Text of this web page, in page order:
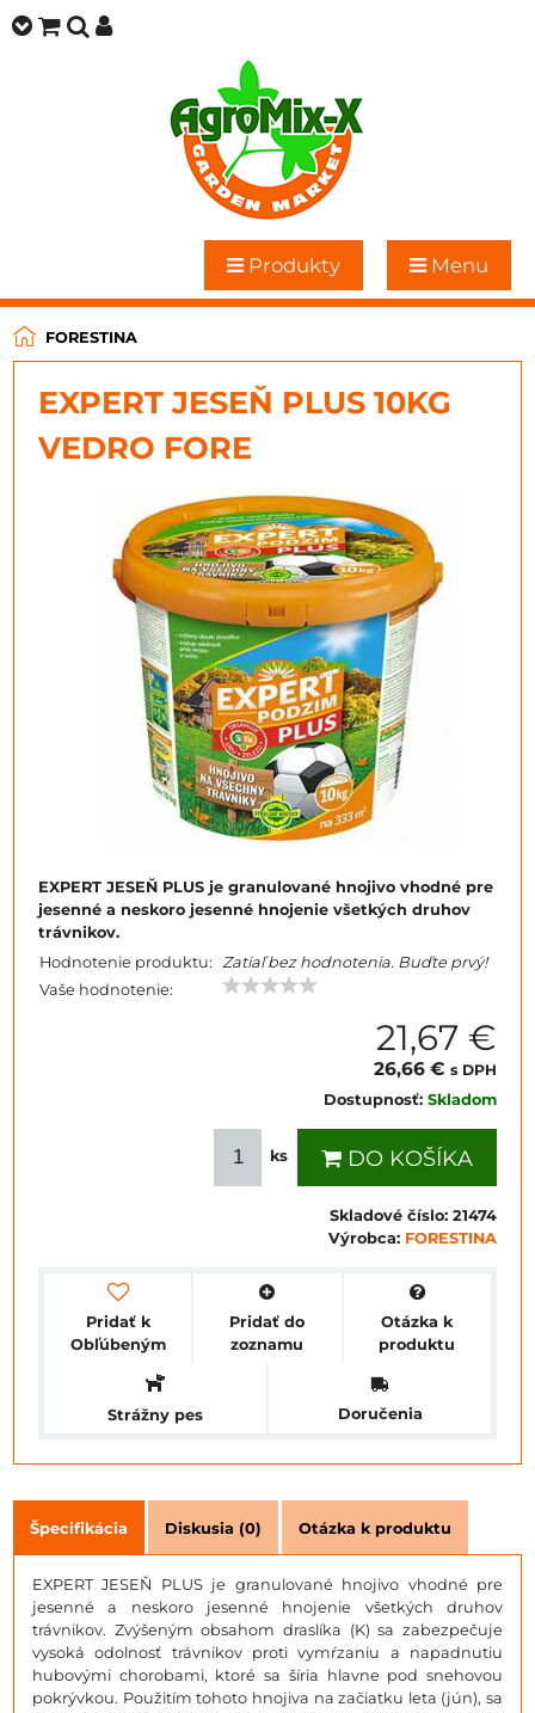
Produkty Menu
FORESTINA
EXPERT JESEŇ PLUS 10KG
VEDRO FORE
EXPERT JESEŇ PLUS je granulované hnojivo vhodné pre
jesenné a neskoro jesenné hnojenie všetkých druhov
trávnikov.
Hodnotenie produktu: Zatiaľ bez hodnotenia. Buďte prvý!
Vaše hodnotenie:
21,67 €
26,66 € s DPH
Dostupnosť: Skladom
ks DO KOŠÍKA
Skladové číslo: 21474
Výrobca: FORESTINA
Pridať k
Obľúbeným
Pridať do
zoznamu
Otázka k
produktu
Strážny pes Doručenia
Špecifikácia Diskusia (0) Otázka k produktu
EXPERT JESEŇ PLUS je granulované hnojivo vhodné pre
jesenné a neskoro jesenné hnojenie všetkých druhov
trávnikov. Zvýšeným obsahom draslíka (K) sa zabezpečuje
vysoká odolnosť trávnikov proti vymŕzaniu a napadnutiu
hubovými chorobami, ktoré sa šíria hlavne pod snehovou
pokrývkou. Použitím tohoto hnojiva na začiatku leta (jún), sa